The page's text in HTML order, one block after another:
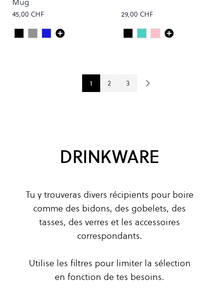
45,00 CHF
Colour
BlackCharcoal
Navy
29,00 CHF
Colour
BlackSeafoam
Tropical Pink
You're currently reading page
1 Page
2 Page
3
DRINKWARE
Tu y trouveras divers récipients pour boire
comme des bidons, des gobelets, des
tasses, des verres et les accessoires
correspondants.
Utilise les filtres pour limiter la sélection
en fonction de tes besoins.